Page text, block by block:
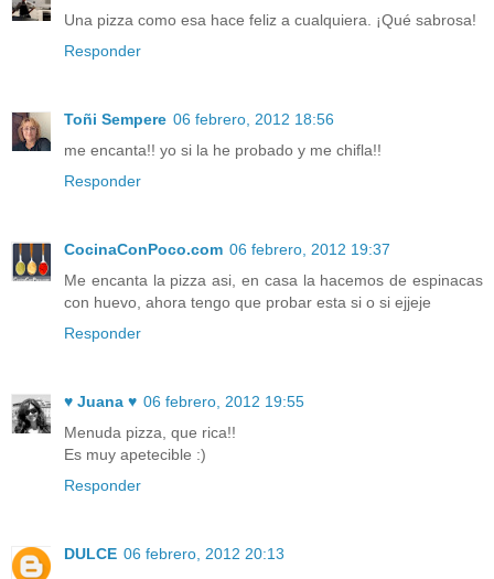
Una pizza como esa hace feliz a cualquiera. ¡Qué sabrosa!
Responder
Toñi Sempere 06 febrero, 2012 18:56
me encanta!! yo si la he probado y me chifla!!
Responder
CocinaConPoco.com 06 febrero, 2012 19:37
Me encanta la pizza asi, en casa la hacemos de espinacas
con huevo, ahora tengo que probar esta si o si ejjeje
Responder
♥ Juana ♥ 06 febrero, 2012 19:55
Menuda pizza, que rica!!
Es muy apetecible :)
Responder
DULCE 06 febrero, 2012 20:13